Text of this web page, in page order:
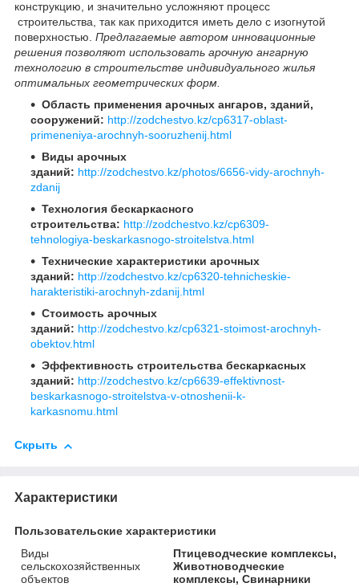
конструкцию, и значительно усложняют процесс
строительства, так как приходится иметь дело с изогнутой
поверхностью. Предлагаемые автором инновационные
решения позволяют использовать арочную ангарную
технологию в строительстве индивидуального жилья
оптимальных геометрических форм.
Область применения арочных ангаров, зданий,
сооружений: http://zodchestvo.kz/cp6317-oblast-
primeneniya-arochnyh-sooruzhenij.html
Виды арочных
зданий: http://zodchestvo.kz/photos/6656-vidy-arochnyh-
zdanij
Технология бескаркасного
строительства: http://zodchestvo.kz/cp6309-
tehnologiya-beskarkasnogo-stroitelstva.html
Технические х арактеристики арочных
зданий: http://zodchestvo.kz/cp6320-tehnicheskie-
harakteristiki-arochnyh-zdanij.html
Стоимость арочных
зданий: http://zodchestvo.kz/cp6321-stoimost-arochnyh-
obektov.html
Эффективность строительства бескаркасных
зданий: http://zodchestvo.kz/cp6639-effektivnost-
beskarkasnogo-stroitelstva-v-otnoshenii-k-
karkasnomu.html
Скрыть
Характеристики
Пользовательские характеристики
Виды
сельскохозяйственных
объектов
Птицеводческие комплексы,
Животноводческие
комплексы, Свинарники